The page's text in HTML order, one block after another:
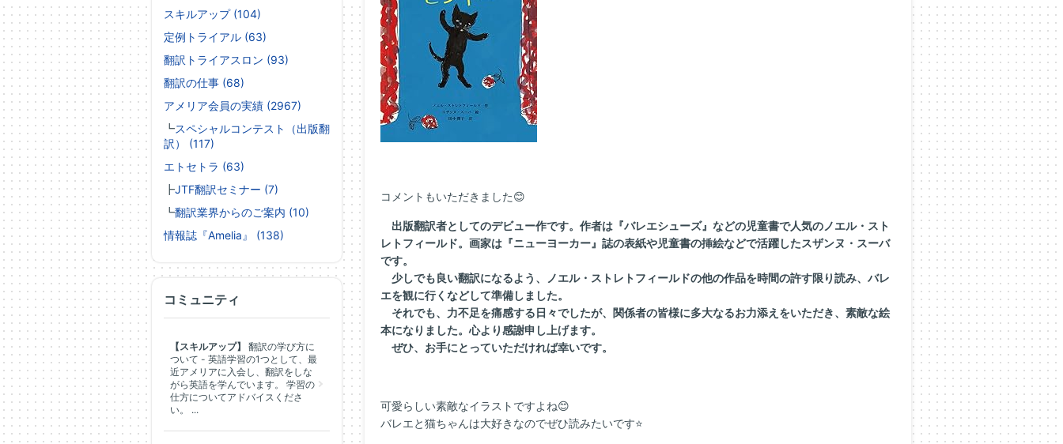
コメントもいただきました😊
出版翻訳者としてのデビュー作です。作者は『バレエシューズ』などの児童書で人気のノエル・スト
レトフィールド。画家は『ニューヨーカー』誌の表紙や児童書の挿絵などで活躍したスザンヌ・スーバ
です。
少しでも良い翻訳になるよう、ノエル・ストレトフィールドの他の作品を時間の許す限り読み、バレ
エを観に行くなどして準備しました。
それでも、力不足を痛感する日々でしたが、関係者の皆様に多大なるお力添えをいただき、素敵な絵
本になりました。心より感謝申し上げます。
ぜひ、お手にとっていただければ幸いです。
可愛らしい素敵なイラストですよね😊
バレエと猫ちゃんは大好きなのでぜひ読みたいです⭐
スキルアップ (104)
定例トライアル (63)
翻訳トライアスロン (93)
翻訳の仕事 (68)
アメリア会員の実績 (2967)
┗スペシャルコンテスト（出版翻
訳） (117)
エトセトラ (63)
┣JTF翻訳セミナー (7)
┗翻訳業界からのご案内 (10)
情報誌『Amelia』 (138)
コミュニティ
【スキルアップ】
翻訳の学び方に
ついて - 英語学習の1つとして、最
近アメリアに入会し、翻訳をしな
がら英語を学んでいます。 学習の
仕方についてアドバイスくださ
い。 ...